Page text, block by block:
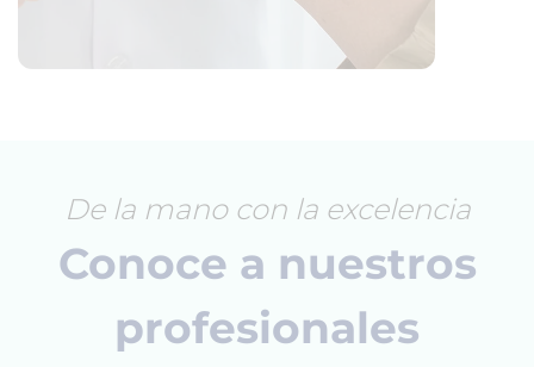
De la mano con la excelencia
Conoce a nuestros
profesionales